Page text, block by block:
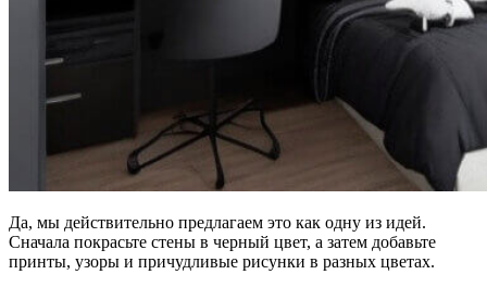
Да, мы действительно предлагаем это как одну из идей.
Сначала покрасьте стены в черный цвет, а затем добавьте
принты, узоры и причудливые рисунки в разных цветах.